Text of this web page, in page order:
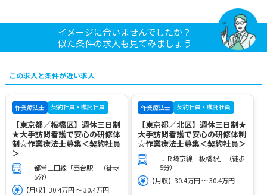
イメージに合いませんでしたか？
似た条件の求人も見てみましょう
この求人と条件が近い求人
作業療法士 契約社員・嘱託社員
【東京都／板橋区】週休三日制
★大手訪問看護で安心の研修体
制☆作業療法士募集＜契約社員
＞
都営三田線「西台駅」（徒歩
5分）
【月収】30.4万円 ～ 30.4万円
作業療法士 契約社員・嘱託社員
【東京都／北区】週休三日制★
大手訪問看護で安心の研修体制
☆作業療法士募集＜契約社員＞
ＪＲ埼京線「板橋駅」（徒歩
5分）
【月収】30.4万円 ～ 30.4万円